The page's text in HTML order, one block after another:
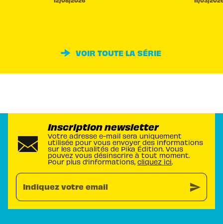
VOIR TOUTE LA SÉRIE
Inscription newsletter
Votre adresse e-mail sera uniquement
utilisée pour vous envoyer des informations
sur les actualités de Pika Édition. Vous
pouvez vous désinscrire à tout moment.
Pour plus d’informations, cliquez ici.
Indiquez votre email send